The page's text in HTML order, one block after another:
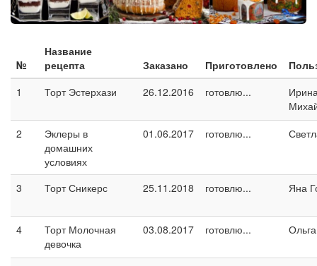
№
Название
рецепта
Заказано Приготовлено
1
Торт Эстерхази 26.12.2016 готовлю...
2
Эклеры в
домашних
условиях
01.06.2017 готовлю...
3 Торт Сникерс 25.11.2018 готовлю... Яна
4
Торт Молочная
девочка
03.08.2017 готовлю...